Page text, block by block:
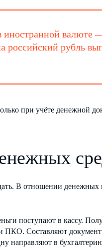
валюте
российский рубль
при учёте денежной
В отношении денежных
поступают в кассу.
ПКО. Составляют
направляют в